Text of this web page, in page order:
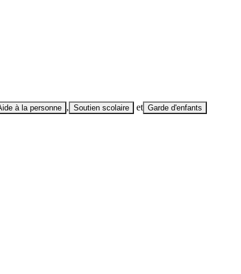
à la personne , Soutien scolaire et Garde d'enfants